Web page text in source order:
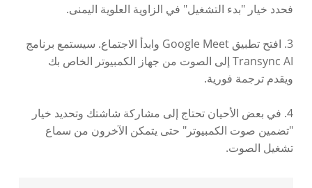
فحدد خيار "بدء التشغيل" في الزاوية العلوية اليمنى.
3. افتح تطبيق Google Meet وابدأ الاجتماع. سيستمع برنامج
Transync AI إلى الصوت من جهاز الكمبيوتر الخاص بك
ويقدم ترجمة فورية.
4. في بعض الأحيان تحتاج إلى مشاركة شاشتك وتحديد خيار
"تضمين صوت الكمبيوتر" حتى يتمكن الآخرون من سماع
تشغيل الصوت.